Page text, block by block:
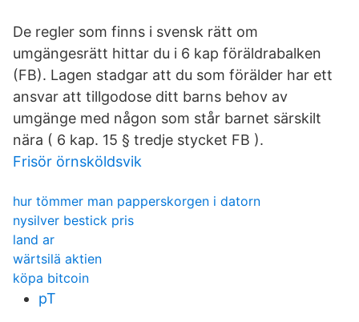
De regler som finns i svensk rätt om
umgängesrätt hittar du i 6 kap föräldrabalken
(FB). Lagen stadgar att du som förälder har ett
ansvar att tillgodose ditt barns behov av
umgänge med någon som står barnet särskilt
nära ( 6 kap. 15 § tredje stycket FB ).
Frisör örnsköldsvik
hur tömmer man papperskorgen i datorn
nysilver bestick pris
land ar
wärtsilä aktien
köpa bitcoin
pT